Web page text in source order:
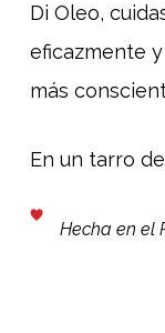
Di Oleo,
eficazmente
más
En un tarro
Hecha en el